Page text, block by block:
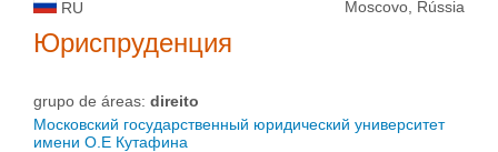
RU Moscovo, Rússia
Юриспруденция
grupo de áreas: direito
Московский государственный юридический университет
имени О.Е Кутафина